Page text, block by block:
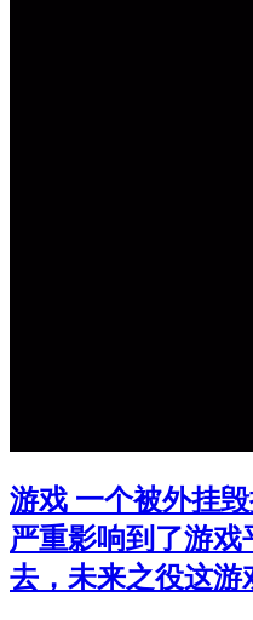
游戏 一个被外挂
严重影响到了游
去，未来之役这游